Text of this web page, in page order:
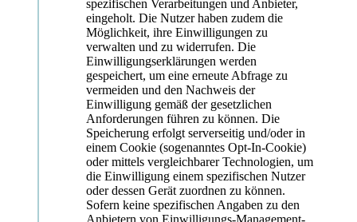
spezifischen Verarbeitungen und Anbieter,
eingeholt. Die Nutzer haben zudem die
Möglichkeit, ihre Einwilligungen zu
verwalten und zu widerrufen. Die
Einwilligungserklärungen werden
gespeichert, um eine erneute Abfrage zu
vermeiden und den Nachweis der
Einwilligung gemäß der gesetzlichen
Anforderungen führen zu können. Die
Speicherung erfolgt serverseitig und/oder in
einem Cookie (sogenanntes Opt-In-Cookie)
oder mittels vergleichbarer Technologien, um
die Einwilligung einem spezifischen Nutzer
oder dessen Gerät zuordnen zu können.
Sofern keine spezifischen Angaben zu den